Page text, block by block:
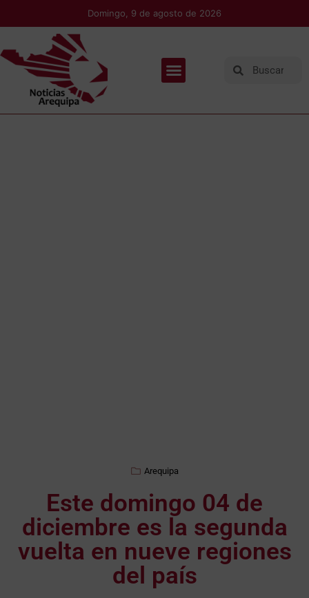
Domingo, 9 de agosto de 2026
Arequipa
Este domingo 04 de
diciembre es la segunda
vuelta en nueve regiones
del país